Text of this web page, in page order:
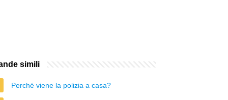
simili
Perché viene la polizia a casa?